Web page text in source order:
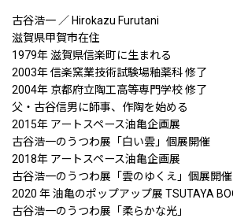
古谷浩一 ／ Hirokazu Furutani
滋賀県甲賀市在住
1979年 滋賀県信楽町に生まれる
2003年 信楽窯業技術試験場釉薬科 修了
2004年 京都府立陶工高等専門学校 修了
父・古谷信男に師事、作陶を始める
2015年 アートスペース油亀企画展
古谷浩一のうつわ展「白い雲」個展開催
2018年 アートスペース油亀企画展
古谷浩一のうつわ展「雲のゆくえ」個展開催
2020 年 油亀のポップアップ展 TSUTAYA
古谷浩一のうつわ展「柔らかな光」